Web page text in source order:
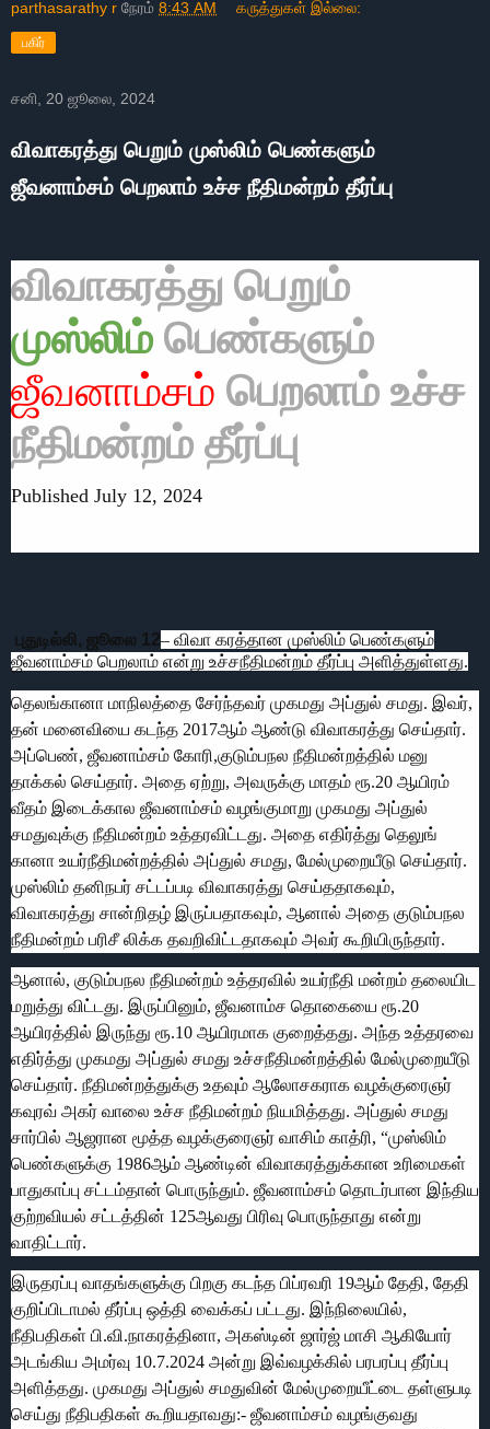
parthasarathy r நேரம் 8:43 AM கருத்துகள் இல்லை:
பகிர்
சனி, 20 ஜூலை, 2024
விவாகரத்து பெறும் முஸ்லிம் பெண்களும்
ஜீவனாம்சம் பெறலாம் உச்ச நீதிமன்றம் தீர்ப்பு
விவாகரத்து பெறும்
முஸ்லிம்பெண்களும்
ஜீவனாம்சம் பெறலாம் உச்ச
நீதிமன்றம் தீர்ப்பு
Published July 12, 2024
புதுடில்லி, ஜூலை 12– விவா கரத்தான முஸ்லிம் பெண்களும்
ஜீவனாம்சம் பெறலாம் என்று உச்சநீதிமன்றம் தீர்ப்பு அளித்துள்ளது.
தெலங்கானா மாநிலத்தை சேர்ந்தவர் முகமது அப்துல் சமது. இவர்,
தன் மனைவியை கடந்த 2017ஆம் ஆண்டு விவாகரத்து செய்தார்.
அப்பெண், ஜீவனாம்சம் கோரி,குடும்பநல நீதிமன்றத்தில் மனு
தாக்கல் செய்தார். அதை ஏற்று, அவருக்கு மாதம் ரூ.20 ஆயிரம்
வீதம் இடைக்கால ஜீவனாம்சம் வழங்குமாறு முகமது அப்துல்
சமதுவுக்கு நீதிமன்றம் உத்தரவிட்டது. அதை எதிர்த்து தெலுங்
கானா உயர்நீதிமன்றத்தில் அப்துல் சமது, மேல்முறையீடு செய்தார்.
முஸ்லிம் தனிநபர் சட்டப்படி விவாகரத்து செய்ததாகவும்,
விவாகரத்து சான்றிதழ் இருப்பதாகவும், ஆனால் அதை குடும்பநல
நீதிமன்றம் பரிசீ லிக்க தவறிவிட்டதாகவும் அவர் கூறியிருந்தார்.
ஆனால், குடும்பநல நீதிமன்றம் உத்தரவில் உயர்நீதி மன்றம் தலையிட
மறுத்து விட்டது. இருப்பினும், ஜீவனாம்ச தொகையை ரூ.20
ஆயிரத்தில் இருந்து ரூ.10 ஆயிரமாக குறைத்தது. அந்த உத்தரவை
எதிர்த்து முகமது அப்துல் சமது உச்சநீதிமன்றத்தில் மேல்முறையீடு
செய்தார். நீதிமன்றத்துக்கு உதவும் ஆலோசகராக வழக்குரைஞர்
கவுரவ் அகர் வாலை உச்ச நீதிமன்றம் நியமித்தது. அப்துல் சமது
சார்பில் ஆஜரான மூத்த வழக்குரைஞர் வாசிம் காத்ரி, “முஸ்லிம்
பெண்களுக்கு 1986ஆம் ஆண்டின் விவாகரத்துக்கான உரிமைகள்
பாதுகாப்பு சட்டம்தான் பொருந்தும். ஜீவனாம்சம் தொடர்பான இந்திய
குற்றவியல் சட்டத்தின் 125ஆவது பிரிவு பொருந்தாது என்று
வாதிட்டார்.
இருதரப்பு வாதங்களுக்கு பிறகு கடந்த பிப்ரவரி 19ஆம் தேதி, தேதி
குறிப்பிடாமல் தீர்ப்பு ஒத்தி வைக்கப் பட்டது. இந்நிலையில்,
நீதிபதிகள் பி.வி.நாகரத்தினா, அகஸ்டின் ஜார்ஜ் மாசி ஆகியோர்
அடங்கிய அமர்வு 10.7.2024 அன்று இவ்வழக்கில் பரபரப்பு தீர்ப்பு
அளித்தது. முகமது அப்துல் சமதுவின் மேல்முறையீட்டை தள்ளுபடி
செய்து நீதிபதிகள் கூறியதாவது:- ஜீவனாம்சம் வழங்குவது